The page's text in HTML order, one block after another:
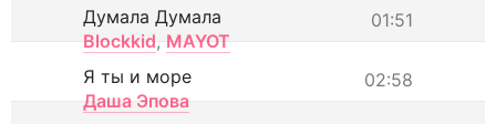
01:51
Думала Думала
Blockkid, MAYOT
02:58
Я ты и море
Даша Эпова